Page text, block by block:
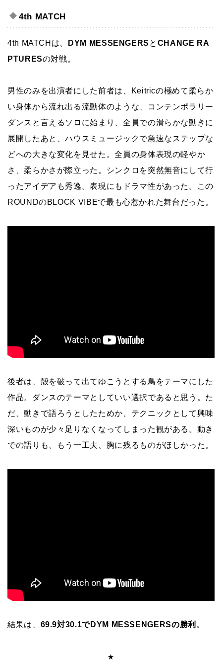
4th MATCH
4th MATCHは、 DYM MESSENGERS と CHANGE RA
PTURESの対戦。
男性のみを出演者にした前者は、Keitricの極めて柔らか
い身体から流れ出る流動体のような、コンテンポラリー
ダンスと言えるソロに始まり、全員での滑らかな動きに
展開したあと、ハウスミュージックで急速なステップな
どへの大きな変化を見せた。全員の身体表現の軽やか
さ、柔らかさが際立った。シンクロを突然無音にして行
ったアイデアも秀逸。表現にもドラマ性があった。この
ROUNDのBLOCK VIBEで最も心惹かれた舞台だった。
後者は、殻を破って出てゆこうとする鳥をテーマにした
作品。ダンスのテーマとしていい選択であると思う。た
だ、動きで語ろうとしたためか、テクニックとして興味
深いものが少々足りなくなってしまった観がある。動き
での語りも、もう一工夫、胸に残るものがほしかった。
結果は、 69.9対30.1でDYM MESSENGERSの勝利 。
★